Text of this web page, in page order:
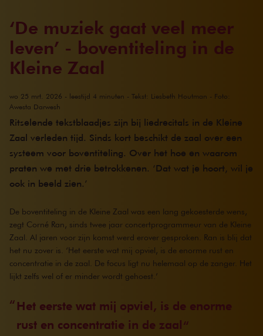
‘De muziek gaat veel meer
leven’ - boventiteling in de
Kleine Zaal
wo 25 mrt. 2026 - leestijd 4 minuten - Tekst: Liesbeth Houtman - Foto:
Awesta Darwesh
Ritselende tekstblaadjes zijn bij liedrecitals in de Kleine
Zaal verleden tijd. Sinds kort beschikt de zaal over een
systeem voor boventiteling. Over het hoe en waarom
praten we met drie betrokkenen. ‘Dat wat je hoort, wil je
ook in beeld zien.’
De boventiteling in de Kleine Zaal was een lang gekoesterde wens,
zegt Corné Ran, sinds twee jaar concertprogrammeur van de Kleine
Zaal. Al jaren voor zijn komst werd erover gesproken. Ran is blij dat
het nu zover is. ‘Het eerste wat mij opviel, is de enorme rust en
concentratie in de zaal. De focus ligt nu helemaal op de zanger. Het
lijkt zelfs wel of er minder wordt gehoest.’
Het eerste wat mij opviel, is de enorme
rust en concentratie in de zaal